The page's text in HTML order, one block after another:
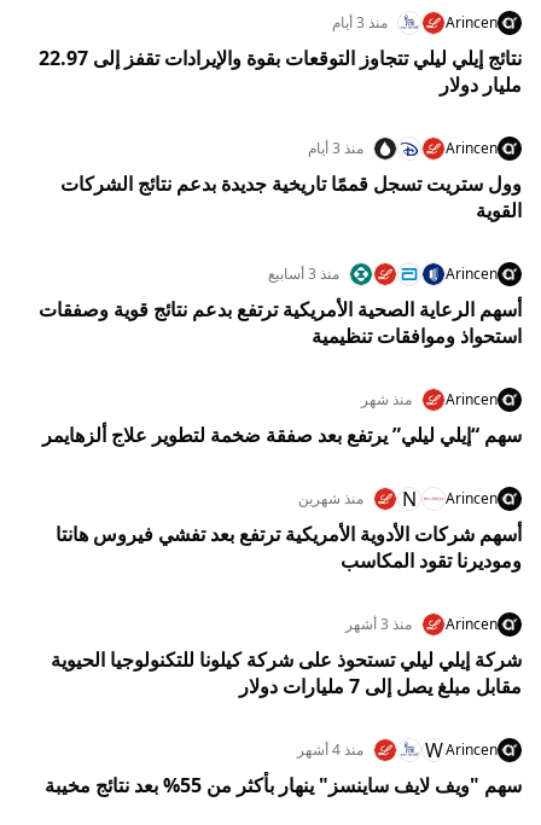
Arincen منذ 3 أيام
نتائج إيلي ليلي تتجاوز التوقعات بقوة والإيرادات تقفز إلى 22.97
مليار دولار
Arincen منذ 3 أيام
وول ستريت تسجل قممًا تاريخية جديدة بدعم نتائج الشركات
القوية
Arincen منذ 3 أسابيع
أسهم الرعاية الصحية الأمريكية ترتفع بدعم نتائج قوية وصفقات
استحواذ وموافقات تنظيمية
Arincen منذ شهر
سهم “إيلي ليلي” يرتفع بعد صفقة ضخمة لتطوير علاج ألزهايمر
Arincen
N منذ شهرين
أسهم شركات الأدوية الأمريكية ترتفع بعد تفشي فيروس هانتا
وموديرنا تقود المكاسب
Arincen منذ 3 أشهر
شركة إيلي ليلي تستحوذ على شركة كيلونا للتكنولوجيا الحيوية
مقابل مبلغ يصل إلى 7 مليارات دولار
Arincen
W منذ 4 أشهر
سهم "ويف لايف ساينسز" ينهار بأكثر من 55% بعد نتائج مخيبة